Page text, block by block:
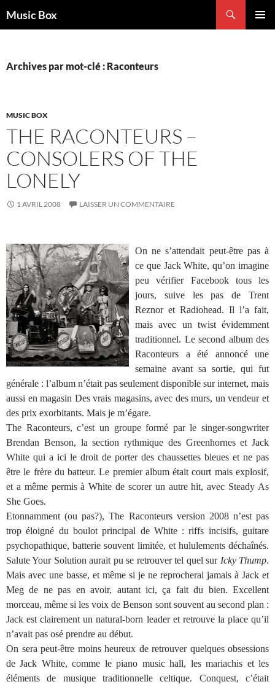
auMusic Box
Archives par mot-clé : Raconteurs
MUSIC BOX
THE RACONTEURS –
CONSOLERS OF THE
LONELY
1 AVRIL 2008 LAISSER UN COMMENTAIRE
On ne s’attendait peut-être pas à
ce que Jack White, qu’on imagine
peu vérifier Facebook tous les
jours, suive les pas de Trent
Reznor et Radiohead. Il l’a fait,
mais avec un twist évidemment
traditionnel. Le second album des
Raconteurs a été annoncé une
semaine avant sa sortie, qui fut
générale : l’album n’était pas seulement disponible sur internet, mais
aussi en magasin Des vrais magasins, avec des murs, un vendeur et
des prix exorbitants. Mais je m’égare.
The Raconteurs, c’est un groupe formé par le singer-songwriter
Brendan Benson, la section rythmique des Greenhornes et Jack
White qui a ici le droit de porter des chaussettes bleues et ne pas
être le frère du batteur. Le premier album était court mais explosif,
et a même permis à White de scorer un autre hit, avec Steady As
She Goes.
Etonnamment (ou pas?), The Raconteurs version 2008 n’est pas
trop éloigné du boulot principal de White : riffs incisifs, guitare
psychopathique, batterie souvent limitée, et hululements déchaînés.
Salute Your Solution aurait pu se retrouver tel quel sur Icky Thump.
Mais avec une basse, et même si je ne reprocherai jamais à Jack et
Meg de ne pas en avoir, autant ici, ça fait du bien. Excellent
morceau, même si les voix de Benson sont souvent au second plan :
Jack est clairement un natural-born leader et retrouve la place qu’il
n’avait pas osé prendre au début.
On sera peut-être moins heureux de retrouver quelques obsessions
de Jack White, comme le piano music hall, les mariachis et les
éléments de musique traditionnelle celtique. Conquest, c’était